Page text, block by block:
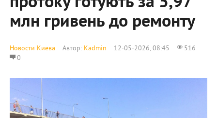
млн гривень до ремонту
Новости Киева Автор: Kadmin 12-05-2026, 08:45
516
0